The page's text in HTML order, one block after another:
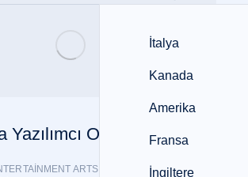
İtalya
Kanada
Amerika
Fransa
İngiltere
Yazılımcı Olmak
ARTS,
GENEL DUYURULAR